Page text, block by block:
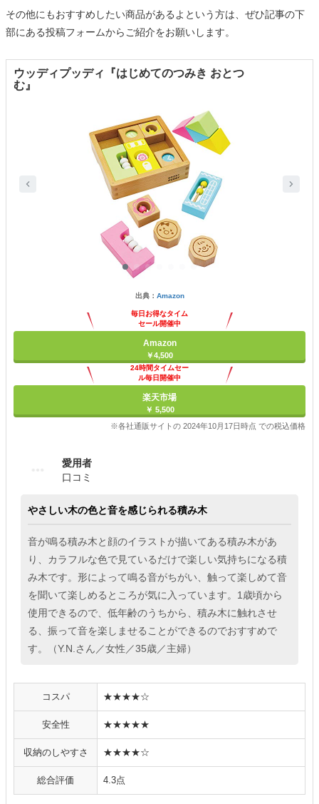
その他にもおすすめしたい商品があるよという方は、ぜひ記事の下
部にある投稿フォームからご紹介をお願いします。
ウッディプッディ『はじめてのつみき おとつ
む』
出典： Amazon
毎日お得なタイム
セール開催中
Amazon
￥4,500
24時間タイムセー
ル毎日開催中
楽天市場
￥ 5,500
※各社通販サイトの 2024年10月17日時点 での税込価格
愛用者
口コミ
やさしい木の色と音を感じられる積み木
音が鳴る積み木と顔のイラストが描いてある積み木があ
り、カラフルな色で見ているだけで楽しい気持ちになる積
み木です。形によって鳴る音がちがい、触って楽しめて音
を聞いて楽しめるところが気に入っています。1歳頃から
使用できるので、低年齢のうちから、積み木に触れさせ
る、振って音を楽しませることができるのでおすすめで
す。（Y.N.さん／女性／35歳／主婦）
コスパ ★★★★☆
安全性 ★★★★★
収納のしやすさ ★★★★☆
総合評価 4.3点